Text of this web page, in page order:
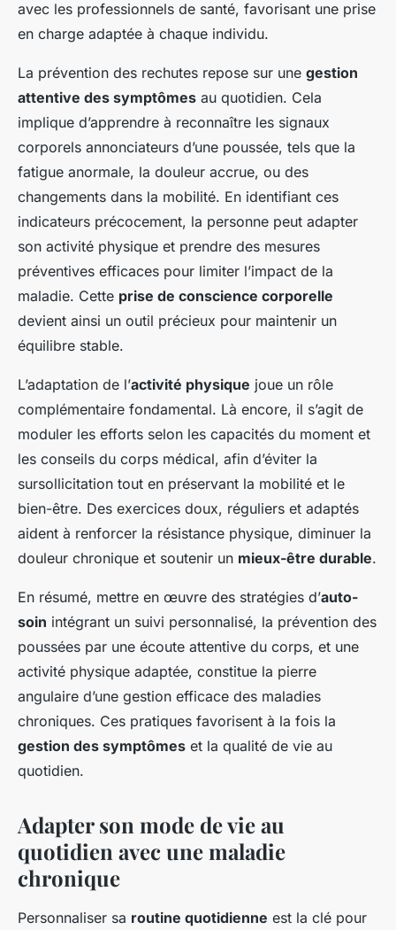
avec les professionnels de santé, favorisant une prise
en charge adaptée à chaque individu.
La prévention des rechutes repose sur une gestion
attentive des symptômes au quotidien. Cela
implique d’apprendre à reconnaître les signaux
corporels annonciateurs d’une poussée, tels que la
fatigue anormale, la douleur accrue, ou des
changements dans la mobilité. En identifiant ces
indicateurs précocement, la personne peut adapter
son activité physique et prendre des mesures
préventives efficaces pour limiter l’impact de la
maladie. Cette prise de conscience corporelle
devient ainsi un outil précieux pour maintenir un
équilibre stable.
L’adaptation de l’activité physique joue un rôle
complémentaire fondamental. Là encore, il s’agit de
moduler les efforts selon les capacités du moment et
les conseils du corps médical, afin d’éviter la
sursollicitation tout en préservant la mobilité et le
bien-être. Des exercices doux, réguliers et adaptés
aident à renforcer la résistance physique, diminuer la
douleur chronique et soutenir un mieux-être durable.
En résumé, mettre en œuvre des stratégies d’auto-
soin intégrant un suivi personnalisé, la prévention des
poussées par une écoute attentive du corps, et une
activité physique adaptée, constitue la pierre
angulaire d’une gestion efficace des maladies
chroniques. Ces pratiques favorisent à la fois la
gestion des symptômes et la qualité de vie au
quotidien.
Adapter son mode de vie au
quotidien avec une maladie
chronique
Personnaliser sa routine quotidienne est la clé pour